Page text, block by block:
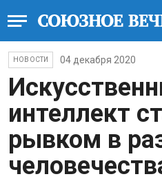
НОВОСТИ 04 декабря 2020
интеллект
рывком в